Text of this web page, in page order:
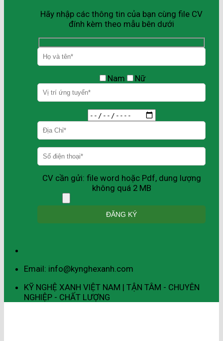
Hãy nhập các thông tin của bạn cùng file CV
đính kèm theo mẫu bên dưới
Nam Nữ
CV cần gửi: file word hoặc Pdf, dung lượng
không quá 2 MB
Email: info@kynghexanh.com
KỸ NGHỆ XANH VIỆT NAM | TẬN TÂM - CHUYÊN
NGHIỆP - CHẤT LƯỢNG